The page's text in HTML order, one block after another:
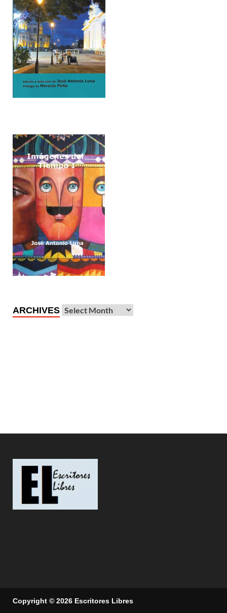
ARCHIVES
Copyright © 2026 Escritores Libres